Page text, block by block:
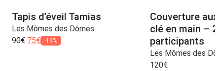
Tapis d’éveil Tamias
Les Mômes des Dômes
90€ 75€ -16%
Couverture aux
clé en main –
participants
Les Mômes des
120€